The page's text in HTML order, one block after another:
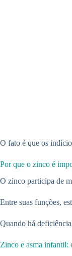
O fato é que os
Por que o zinco é
O zinco participa de
Entre suas funções,
Quando há
Zinco e asma infantil: